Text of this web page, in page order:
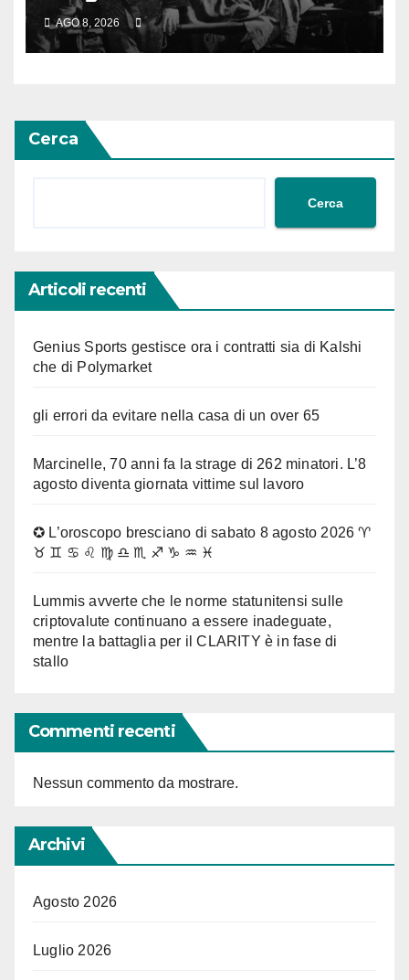
agosto diventa giornata
vittime sul lavoro
AGO 8, 2026
Cerca
Cerca
Articoli recenti
Genius Sports gestisce ora i contratti sia di Kalshi
che di Polymarket
gli errori da evitare nella casa di un over 65
Marcinelle, 70 anni fa la strage di 262 minatori. L’8
agosto diventa giornata vittime sul lavoro
✪ L’oroscopo bresciano di sabato 8 agosto 2026 ♈
♉ ♊ ♋ ♌ ♍ ♎ ♏ ♐ ♑ ♒ ♓
Lummis avverte che le norme statunitensi sulle
criptovalute continuano a essere inadeguate,
mentre la battaglia per il CLARITY è in fase di
stallo
Commenti recenti
Nessun commento da mostrare.
Archivi
Agosto 2026
Luglio 2026